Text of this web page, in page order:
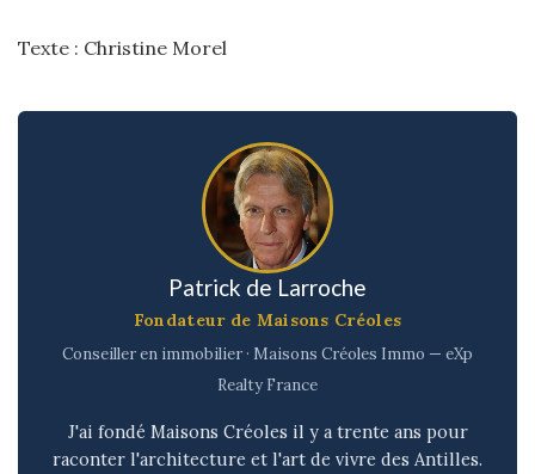
Texte : Christine Morel
Patrick de Larroche
Fondateur de Maisons Créoles
Conseiller en immobilier · Maisons Créoles Immo — eXp
Realty France
J'ai fondé Maisons Créoles il y a trente ans pour
raconter l'architecture et l'art de vivre des Antilles.